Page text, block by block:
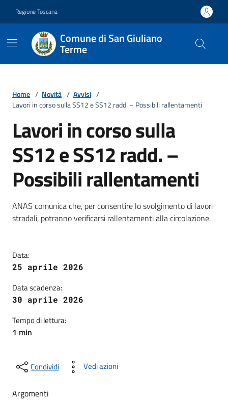
Regione Toscana
Comune di San Giuliano
Terme
Home / Novità / Avvisi /
Lavori in corso sulla SS12 e SS12 radd. – Possibili rallentamenti
Lavori in corso sulla
SS12 e SS12 radd. –
Possibili rallentamenti
Dettagli della notizia
ANAS comunica che, per consentire lo svolgimento di lavori
stradali, potranno verificarsi rallentamenti alla circolazione.
Data:
25 aprile 2026
Data scadenza:
30 aprile 2026
Tempo di lettura:
1 min
Condividi Vedi azioni
Argomenti